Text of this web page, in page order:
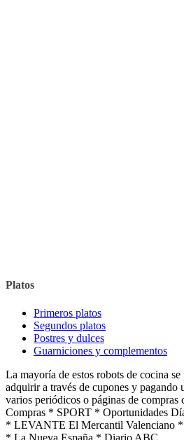
Platos
Primeros platos
Segundos platos
Postres y dulces
Guarniciones y complementos
La mayoría de estos robots de cocina
adquirir a través de cupones y pagando
varios periódicos o páginas de
Compras * SPORT * Oportunidades
* LEVANTE El Mercantil Valenciano
* La Nueva España * Diario ABC